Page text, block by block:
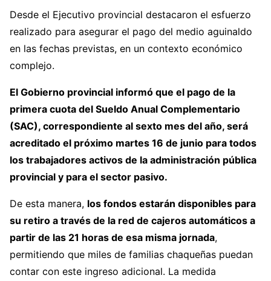
Desde el Ejecutivo provincial destacaron el esfuerzo
realizado para asegurar el pago del medio aguinaldo
en las fechas previstas, en un contexto económico
complejo.
El Gobierno provincial informó que el pago de la
primera cuota del Sueldo Anual Complementario
(SAC), correspondiente al sexto mes del año, será
acreditado el próximo martes 16 de junio para todos
los trabajadores activos de la administración pública
provincial y para el sector pasivo.
De esta manera, los fondos estarán disponibles para
su retiro a través de la red de cajeros automáticos a
partir de las 21 horas de esa misma jornada,
permitiendo que miles de familias chaqueñas puedan
contar con este ingreso adicional. La medida